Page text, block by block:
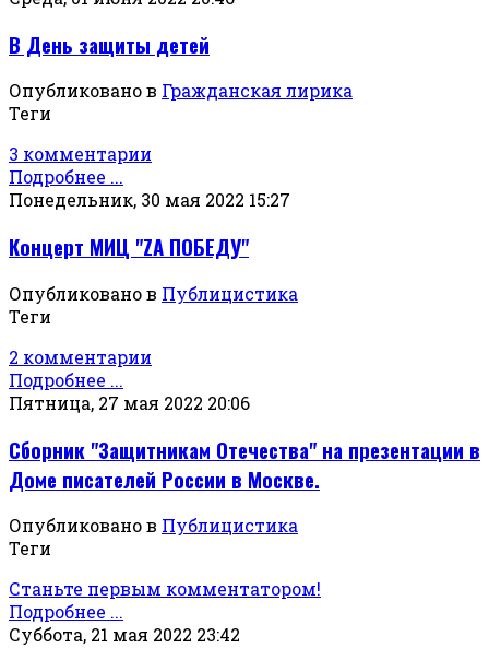
В День защиты детей
Опубликовано в Гражданская лирика
Теги
3 комментарии
Подробнее ...
Понедельник, 30 мая 2022 15:27
Концерт МИЦ "ZА ПОБЕДУ"
Опубликовано в Публицистика
Теги
2 комментарии
Подробнее ...
Пятница, 27 мая 2022 20:06
Сборник "Защитникам Отечества" на презентации в
Доме писателей России в Москве.
Опубликовано в Публицистика
Теги
Станьте первым комментатором!
Подробнее ...
Суббота, 21 мая 2022 23:42